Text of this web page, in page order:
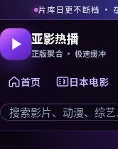
片库日更不断档 ·
亚影热播
正版聚合 · 极速缓冲
首页 日本电影